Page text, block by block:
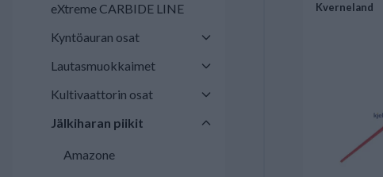
eXtreme CARBIDE LINE
Kyntöauran osat
Lautasmuokkaimet
Kultivaattorin osat
Jälkiharan piikit
Amazone
Kverneland